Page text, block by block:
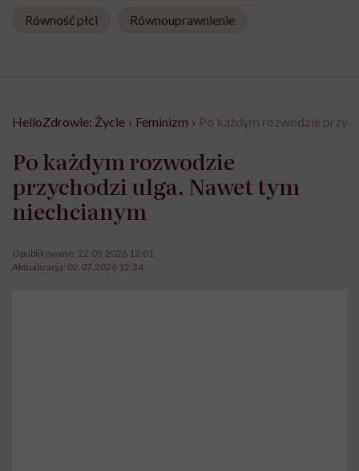
Równość płci Równouprawnienie
HelloZdrowie: Życie › Feminizm › Po każdym rozwodzie
Po każdym rozwodzie
przychodzi ulga. Nawet tym
niechcianym
Opublikowano: 22.05.2026 12:01
Aktualizacja: 02.07.2026 12:34